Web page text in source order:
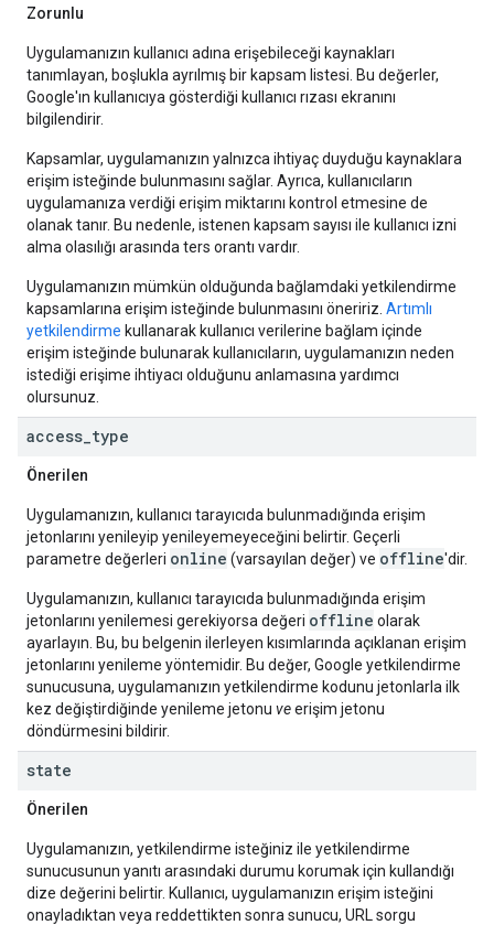
Zorunlu
Uygulamanızın kullanıcı adına erişebileceği kaynakları
tanımlayan, boşlukla ayrılmış bir kapsam listesi. Bu değerler,
Google'ın kullanıcıya gösterdiği kullanıcı rızası ekranını
bilgilendirir.
Kapsamlar, uygulamanızın yalnızca ihtiyaç duyduğu kaynaklara
erişim isteğinde bulunmasını sağlar. Ayrıca, kullanıcıların
uygulamanıza verdiği erişim miktarını kontrol etmesine de
olanak tanır. Bu nedenle, istenen kapsam sayısı ile kullanıcı izni
alma olasılığı arasında ters orantı vardır.
Uygulamanızın mümkün olduğunda bağlamdaki yetkilendirme
kapsamlarına erişim isteğinde bulunmasını öneririz. Artımlı
yetkilendirme kullanarak kullanıcı verilerine bağlam içinde
erişim isteğinde bulunarak kullanıcıların, uygulamanızın neden
istediği erişime ihtiyacı olduğunu anlamasına yardımcı
olursunuz.
access type
Önerilen
Uygulamanızın, kullanıcı tarayıcıda bulunmadığında erişim
jetonlarını yenileyip yenileyemeyeceğini belirtir. Geçerli
parametre değerleri online (varsayılan değer) ve offline'dir.
Uygulamanızın, kullanıcı tarayıcıda bulunmadığında erişim
jetonlarını yenilemesi gerekiyorsa değeri offline olarak
ayarlayın. Bu, bu belgenin ilerleyen kısımlarında açıklanan erişim
jetonlarını yenileme yöntemidir. Bu değer, Google yetkilendirme
sunucusuna, uygulamanızın yetkilendirme kodunu jetonlarla ilk
kez değiştirdiğinde yenileme jetonu veerişim jetonu
döndürmesini bildirir.
state
Önerilen
Uygulamanızın, yetkilendirme isteğiniz ile yetkilendirme
sunucusunun yanıtı arasındaki durumu korumak için kullandığı
dize değerini belirtir. Kullanıcı, uygulamanızın erişim isteğini
onayladıktan veya reddettikten sonra sunucu, URL sorgu